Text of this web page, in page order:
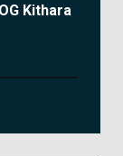
Kithara